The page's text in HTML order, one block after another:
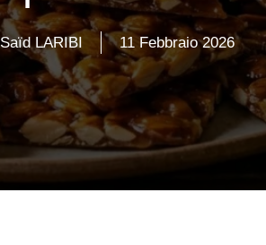
Saïd LARIBI 11 Febbraio 2026